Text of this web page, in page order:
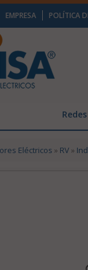
EMPRESA POLÍTICA
Eléctricos » RV»